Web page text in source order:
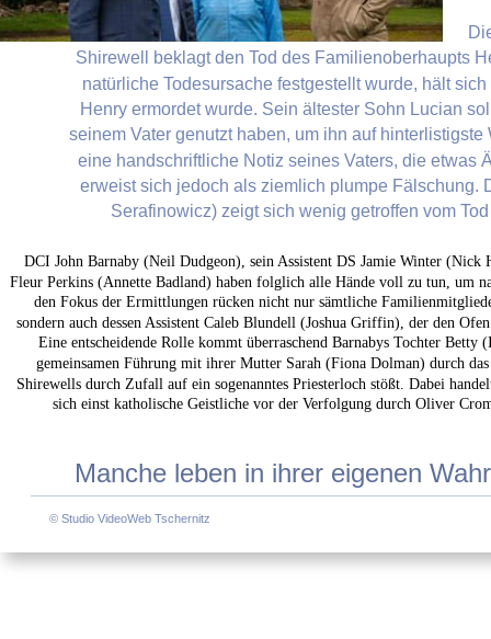
© Studio VideoWeb Tschernitz
Manche leben in ihrer eigenen
Shirewell beklagt den Tod des Familienoberhaupts
natürliche Todesursache festgestellt wurde, hält
Henry ermordet wurde. Sein ältester Sohn Lucian
seinem Vater genutzt haben, um ihn auf
eine handschriftliche Notiz seines Vaters, die etwas
erweist sich jedoch als ziemlich plumpe Fälschung.
Serafinowicz) zeigt sich wenig getroffen vom
DCI John Barnaby (Neil Dudgeon), sein Assistent DS Jamie Winter
Fleur Perkins (Annette Badland) haben folglich alle Hände voll zu tun, um
den Fokus der Ermittlungen rücken nicht nur sämtliche
sondern auch dessen Assistent Caleb Blundell (Joshua Griffin), der den
Eine entscheidende Rolle kommt überraschend Barnabys Tochter Betty
gemeinsamen Führung mit ihrer Mutter Sarah (Fiona Dolman) durch
Shirewells durch Zufall auf ein sogenanntes Priesterloch stößt. Dabei
sich einst katholische Geistliche vor der Verfolgung durch Oliver